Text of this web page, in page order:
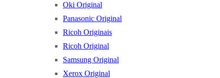
Oki Original
Panasonic Original
Ricoh Originais
Ricoh Original
Samsung Original
Xerox Original